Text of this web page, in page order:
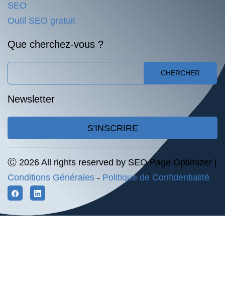
SEO
Outil SEO gratuit
Que cherchez-vous ?
CHERCHER
Newsletter
S'INSCRIRE
Ⓒ 2026 All rights reserved by SEO Page Optimizer |
Conditions Générales - Politique de Confidentialité